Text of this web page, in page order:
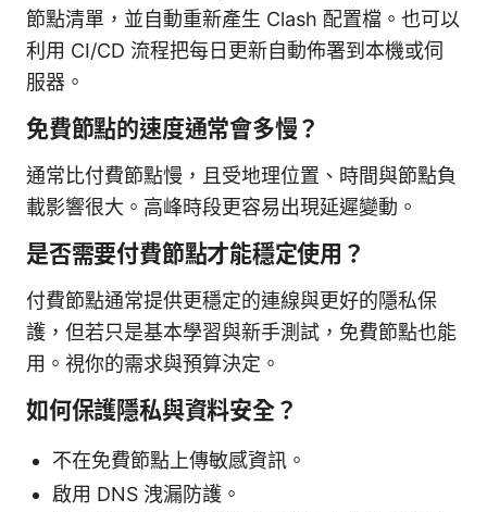
節點清單，並自動重新產生 Clash 配置檔。也可以
利用 CI/CD 流程把每日更新自動佈署到本機或伺
服器。
免費節點的速度通常會多慢？
通常比付費節點慢，且受地理位置、時間與節點負
載影響很大。高峰時段更容易出現延遲變動。
是否需要付費節點才能穩定使用？
付費節點通常提供更穩定的連線與更好的隱私保
護，但若只是基本學習與新手測試，免費節點也能
用。視你的需求與預算決定。
如何保護隱私與資料安全？
不在免費節點上傳敏感資訊。
啟用 DNS 洩漏防護。